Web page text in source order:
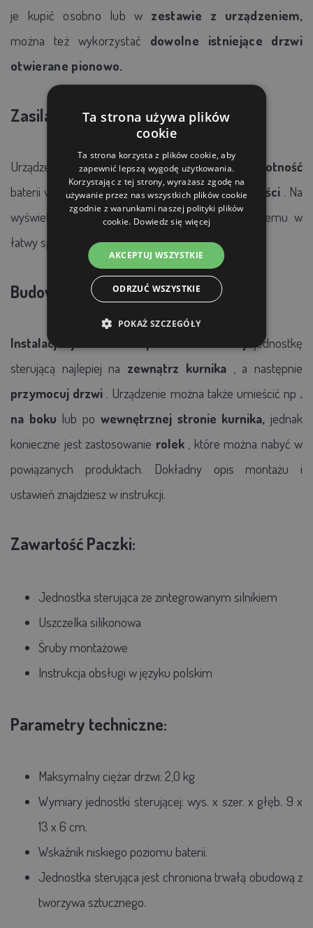
je kupić osobno lub w zestawie z urządzeniem,
można też wykorzystać dowolne istniejące drzwi
otwierane pionowo.
Zasilacz:
Urządzenie zasilanejestbateriami AA.
Żywotność
baterii wynosi do1 roku w zależności od ich jakości . Na
wyświetlaczu znajduje sięwskaźnik, dzięki któremu w
łatwy sposób sprawdziszstan akumulatorów
Budowa:
Instalacja jest bardzo prosta.
jednostkę
sterującą najlepiej na zewnątrz kurnika, a następnie
przymocuj drzwi . Urządzenie można także umieścić np .
na boku lub po wewnętrznej stronie kurnika, jednak
konieczne jest zastosowanie rolek, które można nabyć w
powiązanych produktach. Dokładny opis montażu i
ustawień znajdziesz w instrukcji.
Zawartość Paczki:
Jednostka sterująca ze zintegrowanym silnikiem
Uszczelka silikonowa
Śruby montażowe
Instrukcja obsługi w języku polskim
Parametry techniczne:
Maksymalny ciężar drzwi: 2,0 kg
Wymiary jednostki sterującej: wys. x szer. x głęb. 9 x
13 x 6 cm.
Wskaźnik niskiego poziomu baterii.
Jednostka sterująca jest chroniona trwałą obudową z
tworzywa sztucznego.
Ta strona używa plików
cookie
Ta strona korzysta z plików cookie, aby
zapewnić lepszą wygodę użytkowania.
Korzystając z tej strony, wyrażasz zgodę na
używanie przez nas wszystkich plików cookie
zgodnie z warunkami naszej polityki plików
cookie. Dowiedz się więcej
AKCEPTUJ WSZYSTKIE
ODRZUĆ WSZYSTKIE
POKAŻ SZCZEGÓŁY